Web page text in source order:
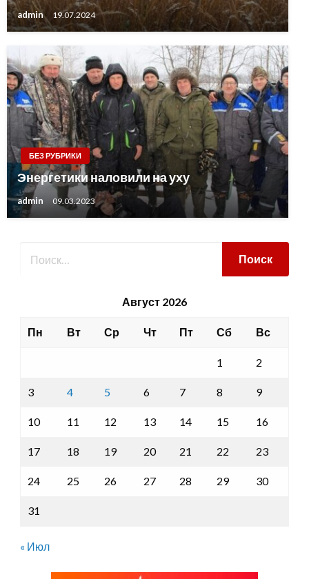
admin 19.07.2024
БЕЗ РУБРИКИ
Энергетики наловили на уху
admin 09.03.2023
Август 2026
Пн Вт Ср Чт Пт Сб Вс
1 2
3 4 5 6 7 8 9
10 11 12 13 14 15 16
17 18 19 20 21 22 23
24 25 26 27 28 29 30
31
« Июл